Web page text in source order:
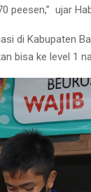
peesen,” ujar
di Kabupaten
bisa ke level 1